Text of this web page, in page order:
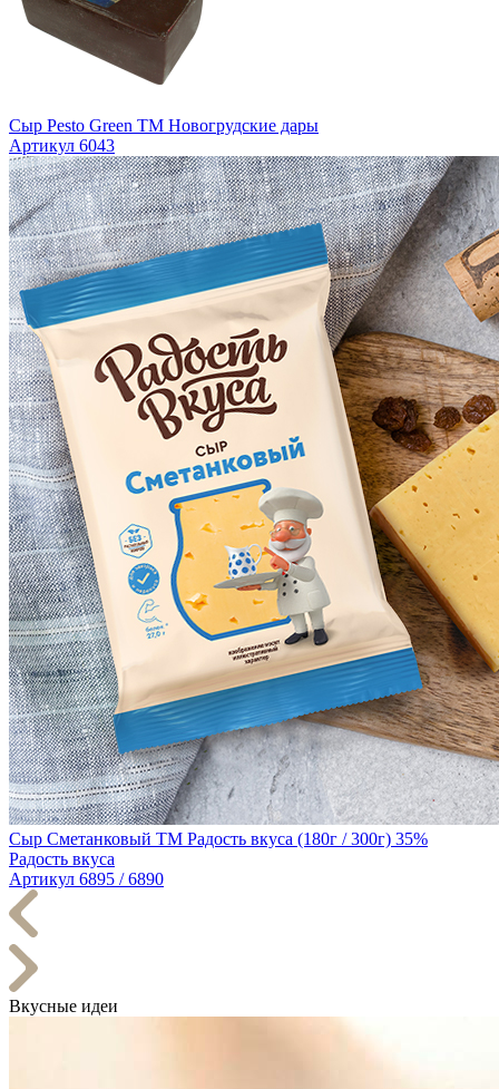
Сыр Pesto Green TM Новогрудские дары
Артикул 6043
Сыр Сметанковый TM Радость вкуса (180г / 300г) 35%
Радость вкуса
Артикул 6895 / 6890
Вкусные идеи